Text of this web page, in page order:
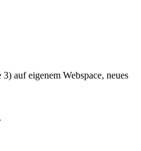
auf eigenem Webspace, neues